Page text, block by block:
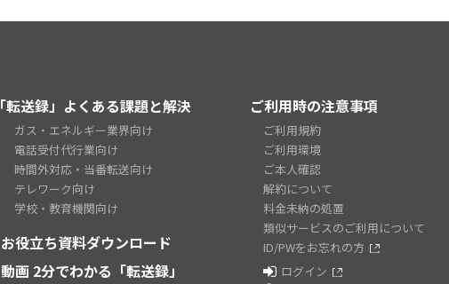
「転送録」よくある課題と解決
ガス・エネルギー業界向け
電話受付代行業向け
時間外対応・当番転送向け
テレワーク向け
学校・教育機関向け
お役立ち資料ダウンロード
動画 2分でわかる「転送録」
ご利用時の注意事項
ご利用規約
ご利用環境
ご本人確認
解約について
料金未納の処置
類似サービスのご利用について
ID/PWをお忘れの方
ログイン